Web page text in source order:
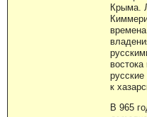
Крыма.
к
В 965